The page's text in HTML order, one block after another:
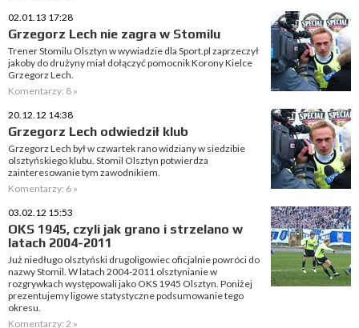
02.01.13 17:28
Grzegorz Lech nie zagra w Stomilu
Trener Stomilu Olsztyn w wywiadzie dla Sport.pl zaprzeczył
jakoby do drużyny miał dołączyć pomocnik Korony Kielce
Grzegorz Lech.
Komentarzy: 8 »
20.12.12 14:38
Grzegorz Lech odwiedził klub
Grzegorz Lech był w czwartek rano widziany w siedzibie
olsztyńskiego klubu. Stomil Olsztyn potwierdza
zainteresowanie tym zawodnikiem.
Komentarzy: 6 »
03.02.12 15:53
OKS 1945, czyli jak grano i strzelano w
latach 2004-2011
Już niedługo olsztyński drugoligowiec oficjalnie powróci do
nazwy Stomil. W latach 2004-2011 olsztynianie w
rozgrywkach występowali jako OKS 1945 Olsztyn. Poniżej
prezentujemy ligowe statystyczne podsumowanie tego
okresu.
Komentarzy: 2 »